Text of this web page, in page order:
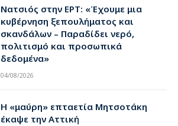
Νατσιός στην ΕΡΤ: «Έχουμε μια
κυβέρνηση ξεπουλήματος και
σκανδάλων – Παραδίδει νερό,
πολιτισμό και προσωπικά
δεδομένα»
04/08/2026
Η «μαύρη» επταετία Μητσοτάκη
έκαψε την Αττική